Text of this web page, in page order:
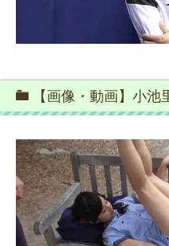
【画像・動画】小池